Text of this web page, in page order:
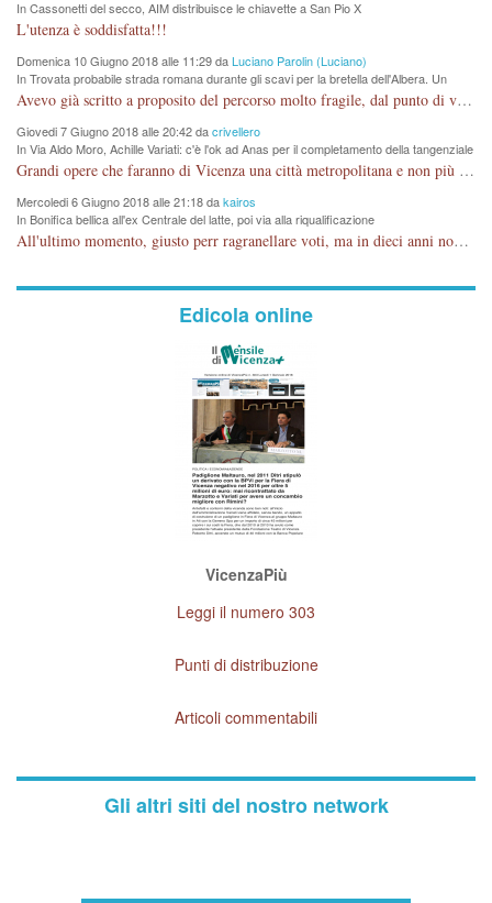
In Cassonetti del secco, AIM distribuisce le chiavette a San Pio X
L'utenza è soddisfatta!!!
Domenica 10 Giugno 2018 alle 11:29 daLuciano Parolin (Luciano)
In Trovata probabile strada romana durante gli scavi per la bretella dell'Albera. Un
nuovo stop?
Avevo già scritto a proposito del percorso molto fragile, dal punto di vista archeologico. La zona è sicuramente ricca di testimonianze religiose, con insediamenti abitativi, vedi l'acquedotto romano di Lobbia. Spero, che risorgive della Seriola, non subiscano danni.
Giovedi 7 Giugno 2018 alle 20:42 dacrivellero
In Via Aldo Moro, Achille Variati: c'è l'ok ad Anas per il completamento della tangenziale
Grandi opere che faranno di Vicenza una città metropolitana e non più provinciale soffocata dal rumore dal traffico e smog concentrato in 6 vie cittadine. complimenti
Mercoledi 6 Giugno 2018 alle 21:18 dakairos
In Bonifica bellica all'ex Centrale del latte, poi via alla riqualificazione
All'ultimo momento, giusto perr ragranellare voti, ma in dieci anni non si poteva fare prima?
Edicola online
VicenzaPiù
Leggi il numero 303
Punti di distribuzione
Articoli commentabili
Gli altri siti del nostro network